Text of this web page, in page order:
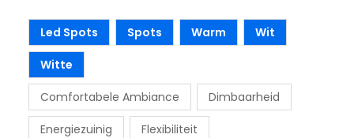
Led Spots Spots Warm Wit
Witte
Comfortabele Ambiance Dimbaarheid
Energiezuinig Flexibiliteit